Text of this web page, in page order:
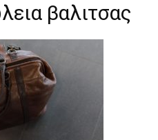
βαλιτσας